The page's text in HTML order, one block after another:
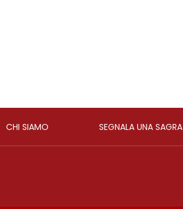
CHI SIAMO SEGNALA UNA SAGRA